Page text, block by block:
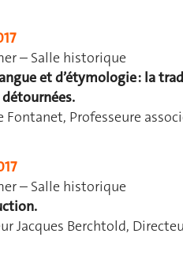
– Salle historique
et d’étymologie : la
Professeure
– Salle historique
Jacques Berchtold,